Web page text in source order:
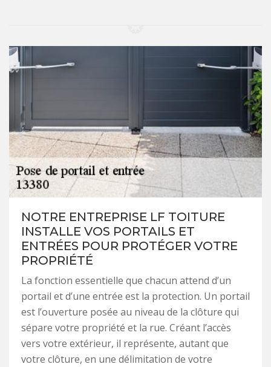
NOTRE ENTREPRISE LF TOITURE
INSTALLE VOS PORTAILS ET
ENTRÉES POUR PROTÉGER VOTRE
PROPRIÉTÉ
La fonction essentielle que chacun attend d’un
portail et d’une entrée est la protection. Un portail
est l’ouverture posée au niveau de la clôture qui
sépare votre propriété et la rue. Créant l’accès
vers votre extérieur, il représente, autant que
votre clôture, en une délimitation de votre